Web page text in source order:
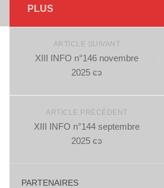
PLUS
ARTICLE SUIVANT
XIII INFO n°146 novembre
2025 ͼͽ
ARTICLE PRÉCÉDENT
XIII INFO n°144 septembre
2025 ͼͽ
PARTENAIRES